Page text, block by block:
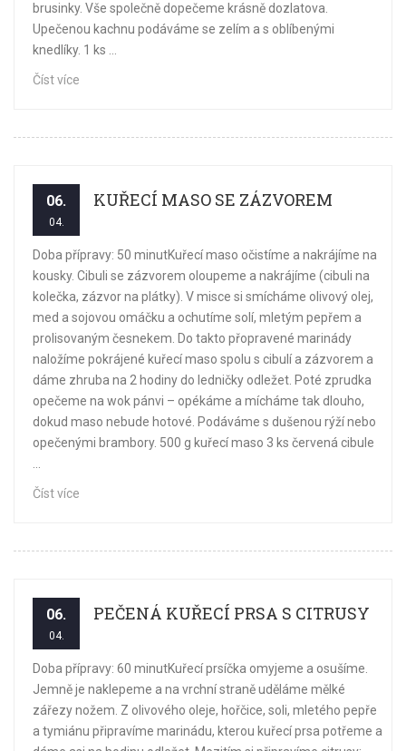
brusinky. Vše společně dopečeme krásně dozlatova.
Upečenou kachnu podáváme se zelím a s oblíbenými
knedlíky. 1 ks ...
Číst více
06.
04.
KUŘECÍ MASO SE ZÁZVOREM
Doba přípravy: 50 minutKuřecí maso očistíme a nakrájíme na
kousky. Cibuli se zázvorem oloupeme a nakrájíme (cibuli na
kolečka, zázvor na plátky). V misce si smícháme olivový olej,
med a sojovou omáčku a ochutíme solí, mletým pepřem a
prolisovaným česnekem. Do takto přopravené marinády
naložíme pokrájené kuřecí maso spolu s cibulí a zázvorem a
dáme zhruba na 2 hodiny do ledničky odležet. Poté zprudka
opečeme na wok pánvi – opékáme a mícháme tak dlouho,
dokud maso nebude hotové. Podáváme s dušenou rýží nebo
opečenými brambory. 500 g kuřecí maso 3 ks červená cibule
Číst více
06.
04.
PEČENÁ KUŘECÍ PRSA S CITRUSY
Doba přípravy: 60 minutKuřecí prsíčka omyjeme a osušíme.
Jemně je naklepeme a na vrchní straně uděláme mělké
zářezy nožem. Z olivového oleje, hořčice, soli, mletého pepře
a tymiánu připravíme marinádu, kterou kuřecí prsa potřeme a